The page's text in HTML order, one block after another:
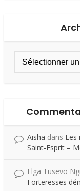
Aisha dans Les
Saint-Esprit –
Elga Tusevo
Forteresses